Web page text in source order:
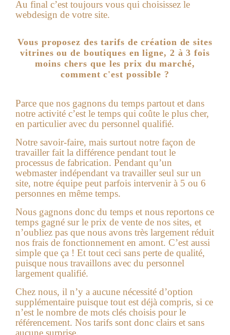
Au final c’est toujours vous qui choisissez le
webdesign de votre site.
Vous proposez des tarifs de création de sites
vitrines ou de boutiques en ligne, 2 à 3 fois
moins chers que les prix du marché,
comment c'est possible ?
Parce que nos gagnons du temps partout et dans
notre activité c’est le temps qui coûte le plus cher,
en particulier avec du personnel qualifié.
Notre savoir-faire, mais surtout notre façon de
travailler fait la différence pendant tout le
processus de fabrication. Pendant qu’un
webmaster indépendant va travailler seul sur un
site, notre équipe peut parfois intervenir à 5 ou 6
personnes en même temps.
Nous gagnons donc du temps et nous reportons ce
temps gagné sur le prix de vente de nos sites, et
n’oubliez pas que nous avons très largement réduit
nos frais de fonctionnement en amont. C’est aussi
simple que ça ! Et tout ceci sans perte de qualité,
puisque nous travaillons avec du personnel
largement qualifié.
Chez nous, il n’y a aucune nécessité d’option
supplémentaire puisque tout est déjà compris, si ce
n’est le nombre de mots clés choisis pour le
référencement. Nos tarifs sont donc clairs et sans
aucune surprise.